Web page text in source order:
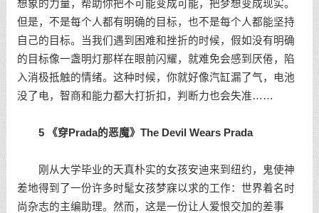
想象的力量，帮助你把不可能变成可能，把梦想变成现实。
但是，不是每个人都有明确的目标，也不是每个人都能坚持
自己的目标。当我们遇到困难和挫折的时候，假如没有明确
的目标像一盏明灯那样在眼前闪耀，就难免会感到厌倦，陷
入消极抵触的情绪。这种时候，你就好像汽缸漏了气，电池
没了电，智商和能力都大打折扣，判断力也会失准……
5 《穿Prada的恶魔》The Devil Wears Prada
刚从大学毕业的天真朴实的女孩安迪来到纽约，鬼使神
差地得到了一份许多时髦女孩梦寐以求的工作：世界着名时
尚杂志的主编助理。然而，这是一份让人爱恨交加的差事